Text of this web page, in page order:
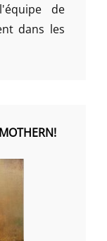
de
dans les